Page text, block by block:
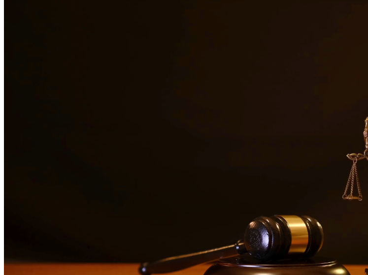
La ley de inmigración es compleja y está en constante cambio. Nuestros abogados de inmigración brindan
defensa de deportación y casos de asilo. Con experiencia personal en inmigración, entendemos los desafíos que
La ley de inmigración es compleja y está en constante cambio. Nuestros abogados de inmigración brindan
defensa de deportación y casos de asilo. Con experiencia personal en inmigración, entendemos los desafíos que
Además de servir a Conroe, proporcionamos servicios legales a clientes en todo el sur de Texas, incluyendo San